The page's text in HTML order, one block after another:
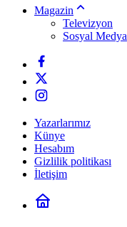
Magazin
Televizyon
Sosyal Medya
Yazarlarımız
Künye
Hesabım
Gizlilik politikası
İletişim